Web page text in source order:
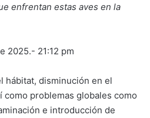
enfrentan estas aves en la
2025.- 21:12 pm
hábitat, disminución en el
como problemas globales como
e introducción de